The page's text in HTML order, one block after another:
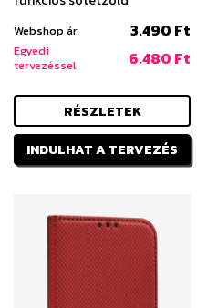
Webshop ár 3.490 Ft
Egyedi
tervezéssel
6.480 Ft
RÉSZLETEK
INDULHAT A TERVEZÉS